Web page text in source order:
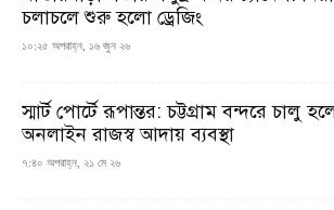
চলাচলে শুরু হলো ড্রেজিং
১০:২৫ অপরাহ্ন, ১৬ জুন ২৬
স্মার্ট পোর্টে রূপান্তর: চট্টগ্রাম বন্দরে চালু
অনলাইন রাজস্ব আদায় ব্যবস্থা
৭:৪০ অপরাহ্ন, ২১ মে ২৬